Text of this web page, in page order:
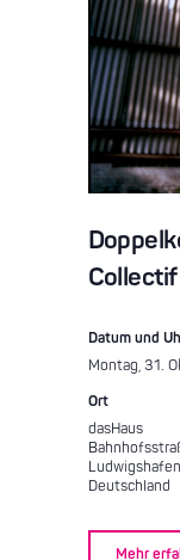
Collectif
Datum und
Montag, 31.
Ort
dasHaus
Ludwigshafen
Deutschland
Mehr